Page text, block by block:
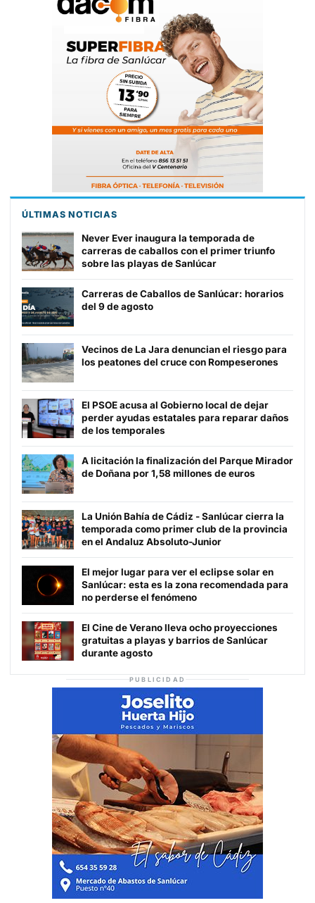
ÚLTIMAS NOTICIAS
Never Ever inaugura la temporada de
carreras de caballos con el primer triunfo
sobre las playas de Sanlúcar
Carreras de Caballos de Sanlúcar: horarios
del 9 de agosto
Vecinos de La Jara denuncian el riesgo para
los peatones del cruce con Rompeserones
El PSOE acusa al Gobierno local de dejar
perder ayudas estatales para reparar daños
de los temporales
A licitación la finalización del Parque Mirador
de Doñana por 1,58 millones de euros
La Unión Bahía de Cádiz - Sanlúcar cierra la
temporada como primer club de la provincia
en el Andaluz Absoluto-Junior
El mejor lugar para ver el eclipse solar en
Sanlúcar: esta es la zona recomendada para
no perderse el fenómeno
El Cine de Verano lleva ocho proyecciones
gratuitas a playas y barrios de Sanlúcar
durante agosto
PUBLICIDAD